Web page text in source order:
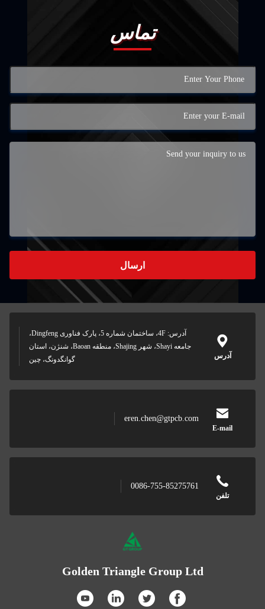
تماس
ارسال
آدرس
آدرس: 4F، ساختمان شماره 5، پارک فناوری Dingfeng،
جامعه Shayi، شهر Shajing، منطقه Baoan، شنژن، استان
گوانگدونگ، چین
E-mail
eren.chen@gtpcb.com
تلفن
0086-755-85275761
Golden Triangle Group Ltd